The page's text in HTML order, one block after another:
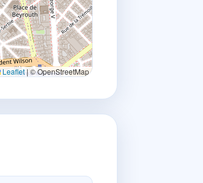
Leaflet|© OpenStreetMap